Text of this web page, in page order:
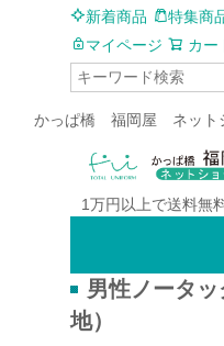
新着商品 特集商
マイページ
カー
かっぱ橋 福岡屋 ネット
1万円以上で送料無
男性ノータ
地）